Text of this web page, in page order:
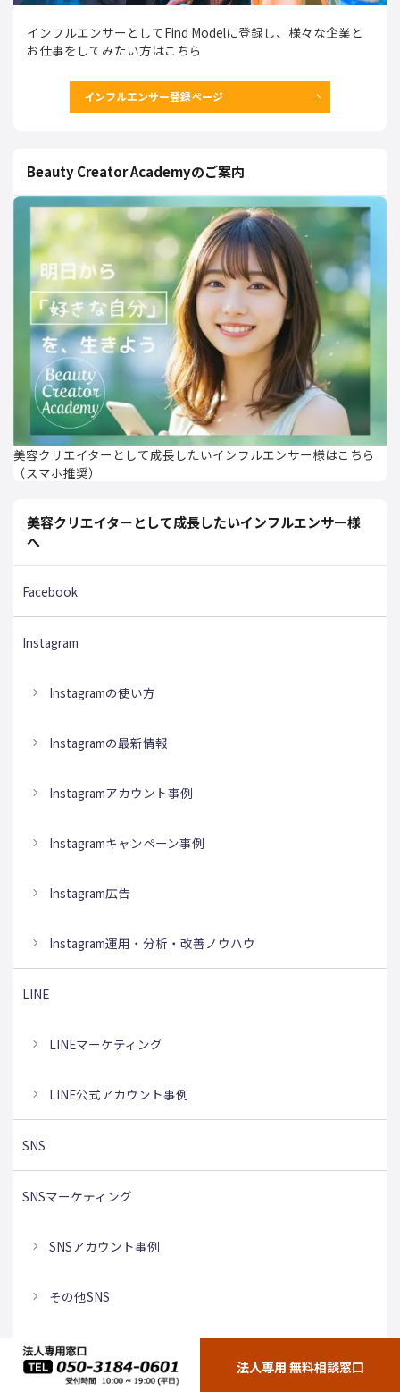
インフルエンサーとしてFind Modelに登録し、様々な企業と
お仕事をしてみたい方はこちら
インフルエンサー登録ページ
Beauty Creator Academyのご案内
美容クリエイターとして成長したいインフルエンサー様はこちら
（スマホ推奨）
美容クリエイターとして成長したいインフルエンサー様
へ
Facebook
Instagram
Instagramの使い方
Instagramの最新情報
Instagramアカウント事例
Instagramキャンペーン事例
Instagram広告
Instagram運用・分析・改善ノウハウ
LINE
LINEマーケティング
LINE公式アカウント事例
SNS
SNSマーケティング
SNSアカウント事例
その他SNS
マーケティング全般
法人専用 無料相談窓口